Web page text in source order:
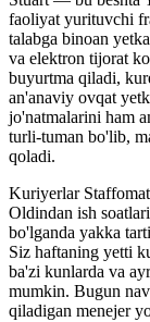
faoliyat yurituvchi
talabga binoan
va elektron tijorat
buyurtma qiladi,
an'anaviy ovqat
jo'natmalarini ham
turli-tuman bo'lib,
qoladi.
Kuriyerlar
Oldindan ish
bo'lganda yakka
Siz haftaning yetti
ba'zi kunlarda va
mumkin. Bugun
qiladigan menejer